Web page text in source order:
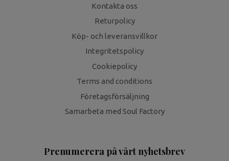
Kontakta oss
Returpolicy
Köp- och leveransvillkor
Integritetspolicy
Cookiepolicy
Terms and conditions
Företagsförsäljning
Samarbeta med Soul Factory
Prenumerera på vårt nyhetsbrev